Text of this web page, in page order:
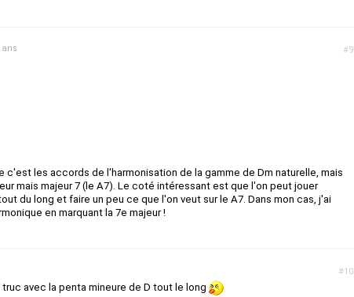
#9
ans
c'est les accords de l'harmonisation de la gamme de Dm naturelle, mais
mais majeur 7 (le A7). Le coté intéressant est que l'on peut jouer
du long et faire un peu ce que l'on veut sur le A7. Dans mon cas, j'ai
en marquant la 7e majeur !
#10
avec la penta mineure de D tout le long